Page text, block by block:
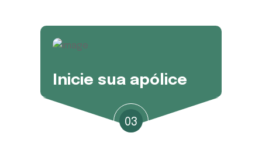
Inicie sua apólice
03